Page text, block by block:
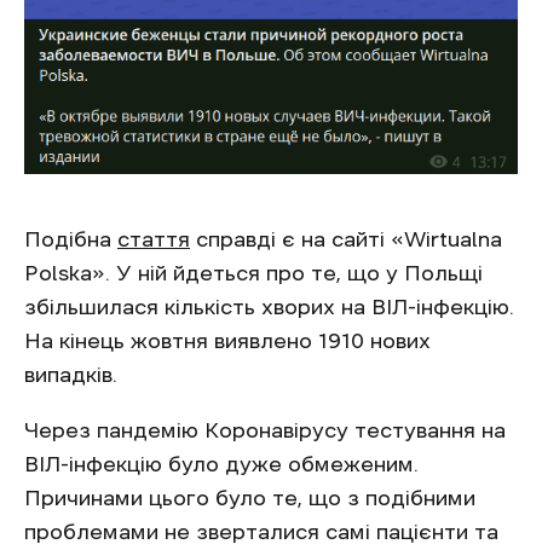
Подібна стаття справді є на сайті «Wirtualna
Polska». У ній йдеться про те, що у Польщі
збільшилася кількість хворих на ВІЛ-інфекцію.
На кінець жовтня виявлено 1910 нових
випадків.
Через пандемію Коронавірусу тестування на
ВІЛ-інфекцію було дуже обмеженим.
Причинами цього було те, що з подібними
проблемами не зверталися самі пацієнти та